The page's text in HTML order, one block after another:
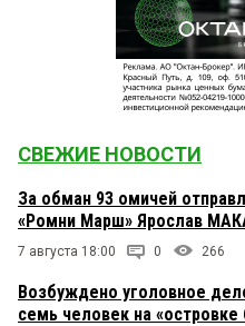
СВЕЖИЕ НОВОСТИ
За обман 93 омичей
«Ромни Марш» Ярослав
7 августа 18:00 0 266
Возбуждено уголовное
семь человек на «островке